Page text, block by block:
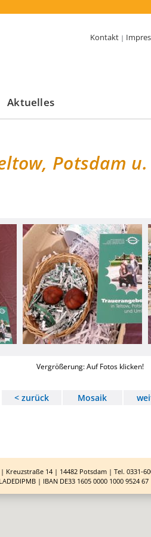
Kontakt |
Aktuelles
Potsdam
Vergrößerung: Auf Fotos klicken!
< zurück Mosaik
| Kreuzstraße 14 | 14482 Potsdam | Tel. 0331-
| IBAN DE33 1605 0000 1000 9524 67